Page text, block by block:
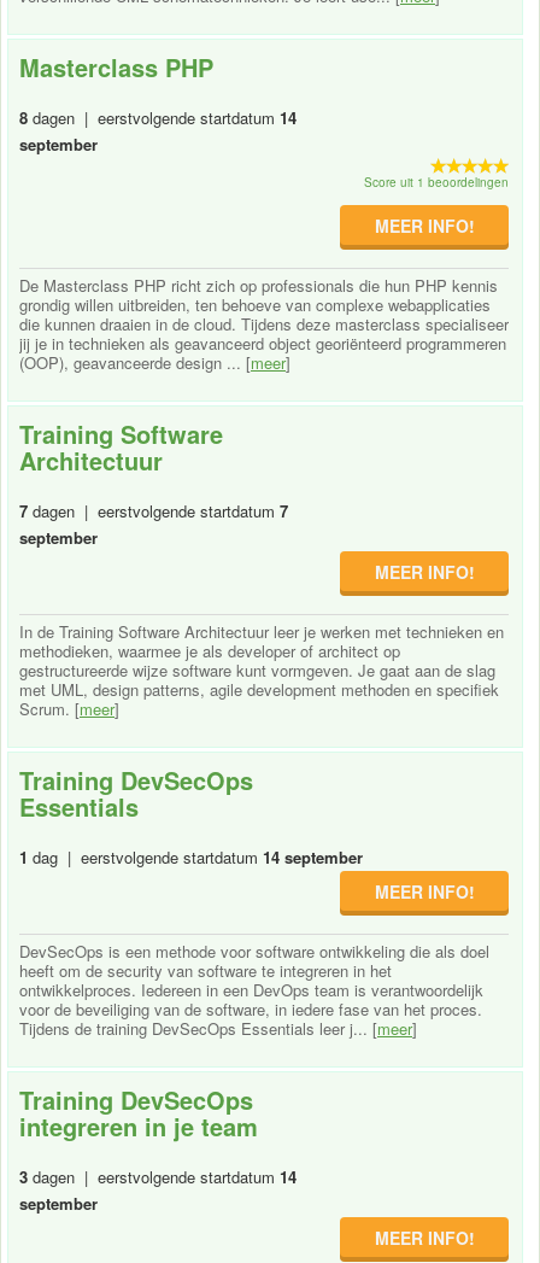
Masterclass PHP
8 dagen | eerstvolgende startdatum 14
september
Score uit 1 beoordelingen
MEER INFO!
De Masterclass PHP richt zich op professionals die hun PHP kennis
grondig willen uitbreiden, ten behoeve van complexe webapplicaties
die kunnen draaien in de cloud. Tijdens deze masterclass specialiseer
jij je in technieken als geavanceerd object georiënteerd programmeren
(OOP), geavanceerde design ... [meer]
Training Software
Architectuur
7 dagen | eerstvolgende startdatum 7
september
MEER INFO!
In de Training Software Architectuur leer je werken met technieken en
methodieken, waarmee je als developer of architect op
gestructureerde wijze software kunt vormgeven. Je gaat aan de slag
met UML, design patterns, agile development methoden en specifiek
Scrum. [meer]
Training DevSecOps
Essentials
1 dag | eerstvolgende startdatum 14 september
MEER INFO!
DevSecOps is een methode voor software ontwikkeling die als doel
heeft om de security van software te integreren in het
ontwikkelproces. Iedereen in een DevOps team is verantwoordelijk
voor de beveiliging van de software, in iedere fase van het proces.
Tijdens de training DevSecOps Essentials leer j... [meer]
Training DevSecOps
integreren in je team
3 dagen | eerstvolgende startdatum 14
september
MEER INFO!